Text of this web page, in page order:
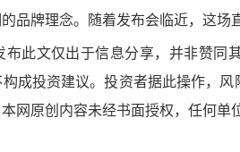
品牌理念。随着发布会临近，这场
文仅出于信息分享，并非赞同
成投资建议。投资者据此操作，
网原创内容未经书面授权，任何单